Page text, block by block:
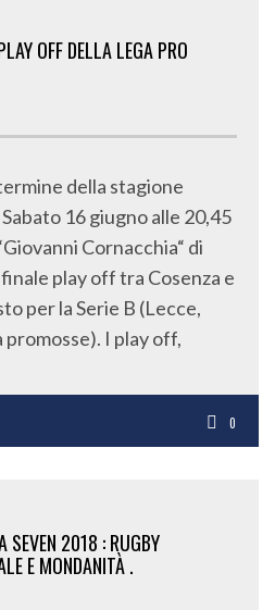
OFF DELLA LEGA PRO
della stagione
16 giugno alle 20,45
Cornacchia“ di
play off tra Cosenza e
per la Serie B (Lecce,
I play off,
0
SEVEN 2018 : RUGBY
E MONDANITÀ .